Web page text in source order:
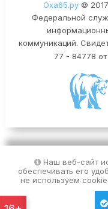
Оха65.ру©
Федеральной
коммуникаций.
77 - 84778
Наш веб-сайт
обеспечивать его
не используем